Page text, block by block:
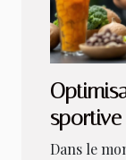
Dans le